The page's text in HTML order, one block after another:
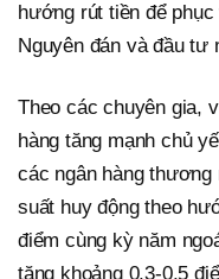
hướng rút tiền để
Nguyên đán và đầu tư
Theo các chuyên gia,
hàng tăng mạnh chủ
các ngân hàng thương
suất huy động theo
điểm cùng kỳ năm
tăng khoảng 0,3-0,5